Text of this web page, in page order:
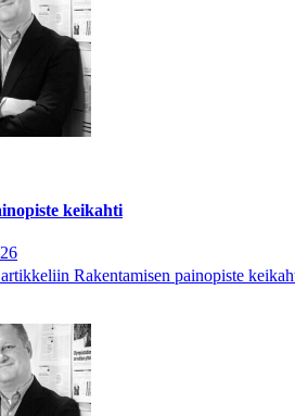
keikahti
artikkeliin Rakentamisen painopiste